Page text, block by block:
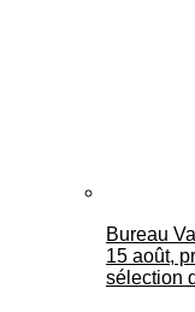
Bureau
15 août,
sélection